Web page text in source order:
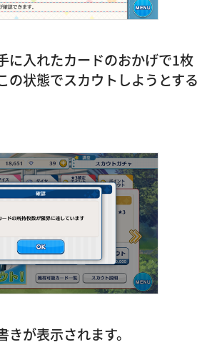
に入れたカードのおかげで1枚
状態でスカウトしようとする
が表示されます。